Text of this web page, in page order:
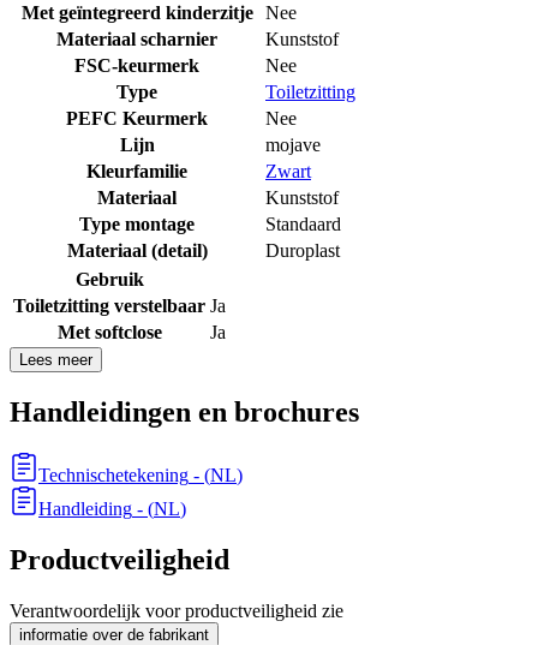
Met geïntegreerd kinderzitje
Nee
Materiaal scharnier
Kunststof
FSC-keurmerk
Nee
Type
Toiletzitting
PEFC Keurmerk
Nee
Lijn
mojave
Kleurfamilie
Zwart
Materiaal
Kunststof
Type montage
Standaard
Materiaal (detail)
Duroplast
Gebruik
Toiletzitting verstelbaar Ja
Met softclose
Ja
Lees meer
Handleidingen en brochures
Technischetekening - (NL)
Handleiding - (NL)
Productveiligheid
Verantwoordelijk voor productveiligheid zie
informatie over de fabrikant